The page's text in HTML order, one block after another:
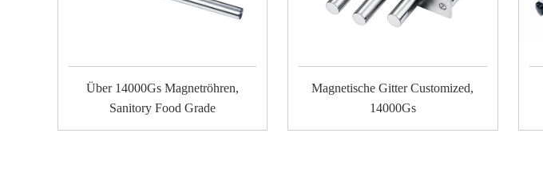
Über 14000Gs Magnetröhren,
Sanitory Food Grade
Magnetische Gitter Customized,
14000Gs